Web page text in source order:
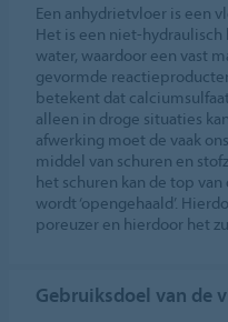
Een anhydrietvloer is een
Het is een niet-
water, waardoor een vast
gevormde
betekent dat
alleen in droge situaties
afwerking moet de vaak
middel van schuren en
het schuren kan de top
wordt ‘opengehaald’.
poreuzer en hierdoor het
Gebruiksdoel van de